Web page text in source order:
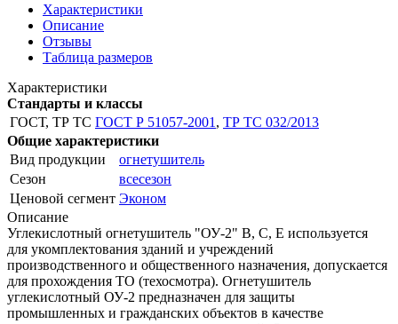
Характеристики
Описание
Отзывы
Таблица размеров
Характеристики
Стандарты и классы
ГОСТ, ТР ТС ГОСТ Р 51057-2001 , ТР ТС 032/2013
Общие характеристики
Вид продукции
огнетушитель
Сезон
всесезон
Ценовой сегмент Эконом
Описание
Углекислотный огнетушитель "ОУ-2" В, С, Е используется
для укомплектования зданий и учреждений
производственного и общественного назначения, допускается
для прохождения ТО (техосмотра). Огнетушитель
углекислотный ОУ-2 предназначен для защиты
промышленных и гражданских объектов в качестве